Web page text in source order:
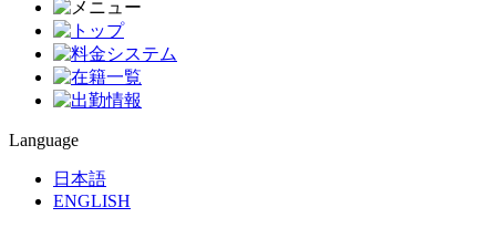
Language
日本語
ENGLISH